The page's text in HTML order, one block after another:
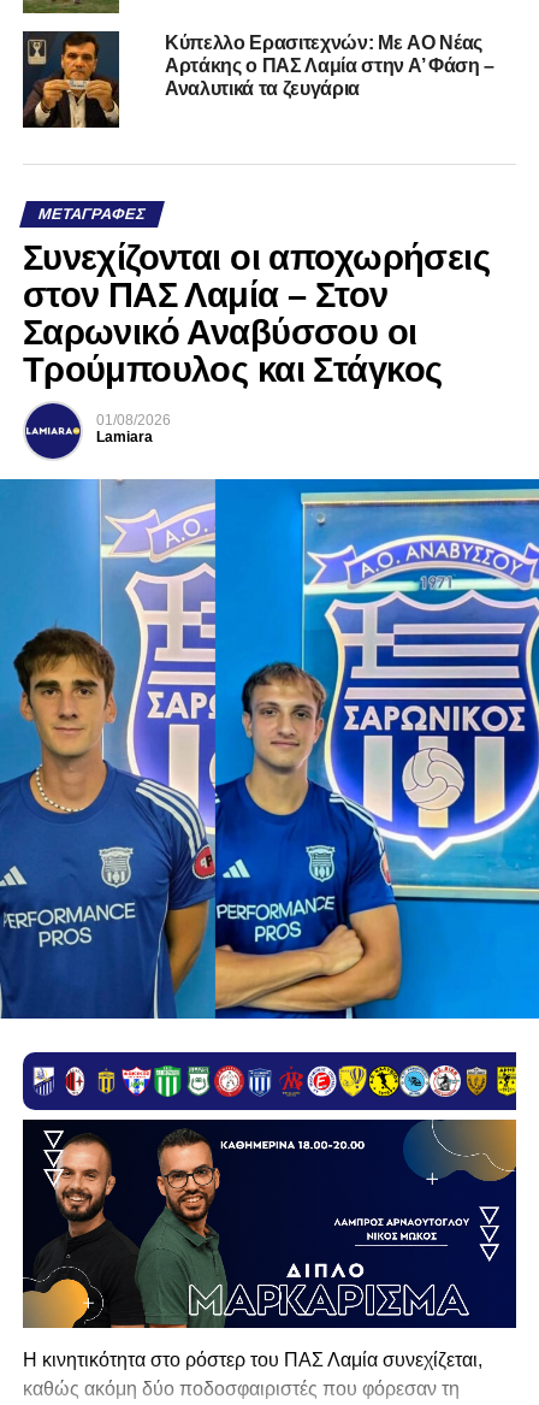
Kύπελλο Ερασιτεχνών: Με AO Nέας
Αρτάκης ο ΠΑΣ Λαμία στην Α’ Φάση –
Αναλυτικά τα ζευγάρια
ΜΕΤΑΓΡΑΦΈΣ
Συνεχίζονται οι αποχωρήσεις
στον ΠΑΣ Λαμία – Στον
Σαρωνικό Αναβύσσου οι
Τρούμπουλος και Στάγκος
01/08/2026
Lamiara
Η κινητικότητα στο ρόστερ του ΠΑΣ Λαμία συνεχίζεται,
καθώς ακόμη δύο ποδοσφαιριστές που φόρεσαν τη